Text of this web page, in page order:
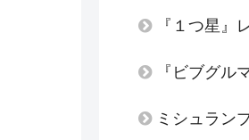
『１つ星』
『ビブグル
ミシュラン